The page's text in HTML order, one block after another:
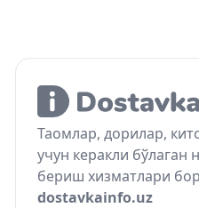
Таомлар, дорилар,
учун керакли бўлаган
бериш хизматлари
dostavkainfo.uz